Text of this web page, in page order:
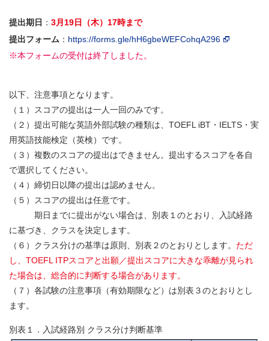
提出期日 ： 3月19日（木）17時まで
提出フォーム ： https://forms.gle/hH6gbeWEFCohqA296
※本フォームの受付は終了しました。
以下、注意事項となります。
（１）スコアの提出は一人一回のみです。
（２）提出可能な英語外部試験の種類は、TOEFL iBT・IELTS・実
用英語技能検定（英検）です。
（３）複数のスコアの提出はできません。提出するスコアを各自
で選択してください。
（４）締切日以降の提出は認めません。
（５）スコアの提出は任意です。
期日までに提出がない場合は、別表１のとおり、入試経路
に基づき、クラスを決定します。
（６）クラス分けの基準は原則、別表２のとおりとします。 ただ
し、TOEFL ITPスコアと出願／提出スコアに大きな乖離が見られ
た場合は、総合的に判断する場合があります。
（７）各試験の注意事項（有効期限など）は別表３のとおりとし
ます。
別表１．入試経路別 クラス分け判断基準